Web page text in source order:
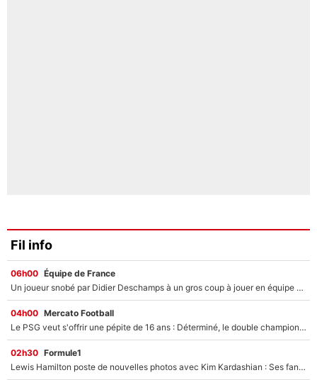
Fil info
06h00 Équipe de France
Un joueur snobé par Didier Deschamps à un gros coup à jouer en équipe de France : Zinedine Zidane a trouvé son numéro 9 ?
04h00 Mercato Football
Le PSG veut s'offrir une pépite de 16 ans : Déterminé, le double champion d'Europe en titre est prêt à lâcher 40M€ pour celui que l'on compare déjà à Vinicius Jr !
02h30 Formule1
Lewis Hamilton poste de nouvelles photos avec Kim Kardashian : Ses fans le voient déjà redevenir champion du monde de F1 grâce à elle !